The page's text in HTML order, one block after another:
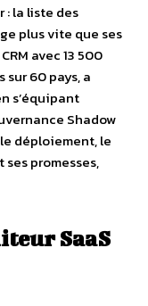
: la liste des
plus vite que ses
avec 13 500
60 pays, a
s’équipant
Shadow
déploiement, le
promesses,
SaaS